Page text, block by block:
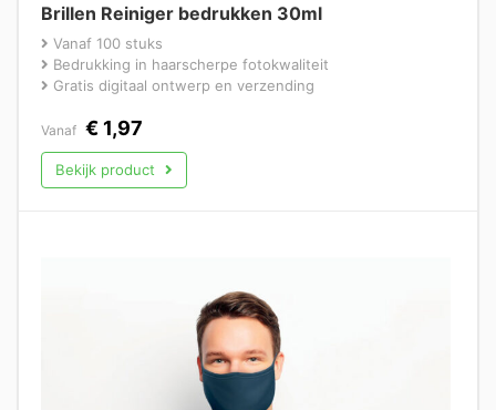
Brillen Reiniger bedrukken 30ml
Vanaf 100 stuks
Bedrukking in haarscherpe fotokwaliteit
Gratis digitaal ontwerp en verzending
Vanaf € 1,97
Bekijk product